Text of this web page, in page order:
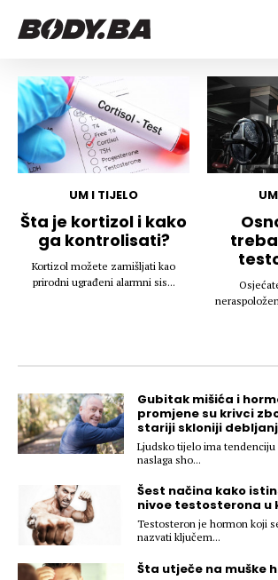
FITNESS
Vježbanje
Mršanje
Discipline
Indoor & Outdoor
BODYBUILDING
Trening i vježbe
Takmičarski bodybuilding
Savjeti
Ostalo
Dijete
Nutricionizam
Recepti
Suplementi
ZDRAVLJE
Um i tijelo
Povrede i bolesti
LIFESTYLE
Ishrana
Zdravlje
Hedonizam
Njega nje
Njega njega
Tehnologija
KALORIJE
UM I TIJELO
Šta je kortizol i kako
ga kontrolisati?
Kortizol možete zamišljati kao
prirodni ugrađeni alarmni sis...
Gubitak mišića i
promjene su krivci
stariji skloniji
Ljudsko tijelo ima tendenciju
naslaga sho...
Šest načina kako
nivoe testosterona u
Testosteron je hormon koji
nazvati ključem...
Šta utječe na muške